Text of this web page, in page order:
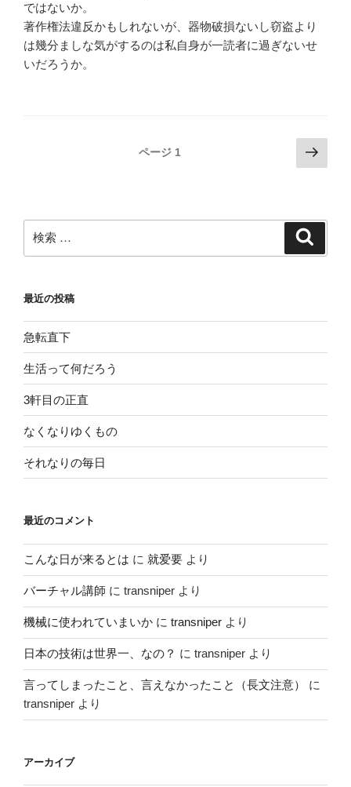
ではないか。
著作権法違反かもしれないが、器物破損ないし窃盗より
は幾分ましな気がするのは私自身が一読者に過ぎないせ
いだろうか。
ゲ
ー
ョ
ン
ページ 1
次
の
ジ
検
索:
最近の投稿
急転直下
生活って何だろう
3軒目の正直
なくなりゆくもの
それなりの毎日
最近のコメント
こんな日が来るとは に 就爱要 より
バーチャル講師 に transniper より
機械に使われていまいか に transniper より
日本の技術は世界一、なの？ に transniper より
言ってしまったこと、言えなかったこと（長文注意）
に
transniper より
アーカイブ